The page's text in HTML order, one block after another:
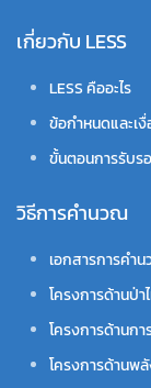
เกี่ยวกับ LESS
LESS คืออะไร
ข้อกำหนดและเงื่
ขั้นตอนการรับร
วิธีการคำนวณ
เอกสารการคำ
โครงการด้านป่า
โครงการด้านก
โครงการด้านพ